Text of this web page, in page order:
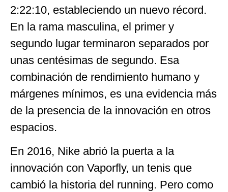
2:22:10, estableciendo un nuevo récord.
En la rama masculina, el primer y
segundo lugar terminaron separados por
unas centésimas de segundo. Esa
combinación de rendimiento humano y
márgenes mínimos, es una evidencia más
de la presencia de la innovación en otros
espacios.
En 2016, Nike abrió la puerta a la
innovación con Vaporfly, un tenis que
cambió la historia del running. Pero como